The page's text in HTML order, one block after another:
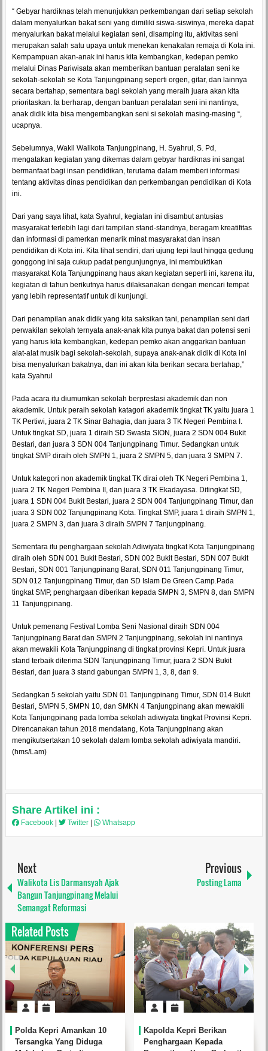
“ Gebyar hardiknas telah menunjukkan perkembangan dari setiap sekolah
dalam menyalurkan bakat seni yang dimiliki siswa-siswinya, mereka dapat
menyalurkan bakat melalui kegiatan seni, disamping itu, aktivitas seni
merupakan salah satu upaya untuk menekan kenakalan remaja di Kota ini.
Kempampuan akan-anak ini harus kita kembangkan, kedepan pemko
melalui Dinas Pariwisata akan memberikan bantuan peralatan seni ke
sekolah-sekolah se Kota Tanjungpinang seperti orgen, gitar, dan lainnya
secara bertahap, sementara bagi sekolah yang meraih juara akan kita
prioritaskan. Ia berharap, dengan bantuan peralatan seni ini nantinya,
anak didik kita bisa mengembangkan seni si sekolah masing-masing “,
ucapnya.
Sebelumnya, Wakil Walikota Tanjungpinang, H. Syahrul, S. Pd,
mengatakan kegiatan yang dikemas dalam gebyar hardiknas ini sangat
bermanfaat bagi insan pendidikan, terutama dalam memberi informasi
tentang aktivitas dinas pendidikan dan perkembangan pendidikan di Kota
ini.
Dari yang saya lihat, kata Syahrul, kegiatan ini disambut antusias
masyarakat terlebih lagi dari tampilan stand-standnya, beragam kreatifitas
dan informasi di pamerkan menarik minat masyarakat dan insan
pendidikan di Kota ini. Kita lihat sendiri, dari ujung tepi laut hingga gedung
gonggong ini saja cukup padat pengunjungnya, ini membuktikan
masyarakat Kota Tanjungpinang haus akan kegiatan seperti ini, karena itu,
kegiatan di tahun berikutnya harus dilaksanakan dengan mencari tempat
yang lebih representatif untuk di kunjungi.
Dari penampilan anak didik yang kita saksikan tani, penampilan seni dari
perwakilan sekolah ternyata anak-anak kita punya bakat dan potensi seni
yang harus kita kembangkan, kedepan pemko akan anggarkan bantuan
alat-alat musik bagi sekolah-sekolah, supaya anak-anak didik di Kota ini
bisa menyalurkan bakatnya, dan ini akan kita berikan secara bertahap,”
kata Syahrul
Pada acara itu diumumkan sekolah berprestasi akademik dan non
akademik. Untuk peraih sekolah katagori akademik tingkat TK yaitu juara 1
TK Pertiwi, juara 2 TK Sinar Bahagia, dan juara 3 TK Negeri Pembina I.
Untuk tingkat SD, juara 1 diraih SD Swasta SION, juara 2 SDN 004 Bukit
Bestari, dan juara 3 SDN 004 Tanjungpinang Timur. Sedangkan untuk
tingkat SMP diraih oleh SMPN 1, juara 2 SMPN 5, dan juara 3 SMPN 7.
Untuk kategori non akademik tingkat TK dirai oleh TK Negeri Pembina 1,
juara 2 TK Negeri Pembina II, dan juara 3 TK Ekadayasa. Ditingkat SD,
juara 1 SDN 004 Bukit Bestari, juara 2 SDN 004 Tanjungpinang Timur, dan
juara 3 SDN 002 Tanjungpinang Kota. Tingkat SMP, juara 1 diraih SMPN 1,
juara 2 SMPN 3, dan juara 3 diraih SMPN 7 Tanjungpinang.
Sementara itu penghargaan sekolah Adiwiyata tingkat Kota Tanjungpinang
diraih oleh SDN 001 Bukit Bestari, SDN 002 Bukit Bestari, SDN 007 Bukit
Bestari, SDN 001 Tanjungpinang Barat, SDN 011 Tanjungpinang Timur,
SDN 012 Tanjungpinang Timur, dan SD Islam De Green Camp.Pada
tingkat SMP, penghargaan diberikan kepada SMPN 3, SMPN 8, dan SMPN
11 Tanjungpinang.
Untuk pemenang Festival Lomba Seni Nasional diraih SDN 004
Tanjungpinang Barat dan SMPN 2 Tanjungpinang, sekolah ini nantinya
akan mewakili Kota Tanjungpinang di tingkat provinsi Kepri. Untuk juara
stand terbaik diterima SDN Tanjungpinang Timur, juara 2 SDN Bukit
Bestari, dan juara 3 stand gabungan SMPN 1, 3, 8, dan 9.
Sedangkan 5 sekolah yaitu SDN 01 Tanjungpinang Timur, SDN 014 Bukit
Bestari, SMPN 5, SMPN 10, dan SMKN 4 Tanjungpinang akan mewakili
Kota Tanjungpinang pada lomba sekolah adiwiyata tingkat Provinsi Kepri.
Direncanakan tahun 2018 mendatang, Kota Tanjungpinang akan
mengikutsertakan 10 sekolah dalam lomba sekolah adiwiyata mandiri.
(hms/Lam)
Share Artikel ini :
Facebook Twitter Whatsapp
Next
Walikota Lis Darmansyah Ajak
Bangun Tanjungpinang Melalui
Semangat Reformasi
Previous
Posting Lama
Related Posts
Kapolda Kepri Berikan
Penghargaan Kepada
KPPBC Karimun Amankan
Barang Seludupan Senilai